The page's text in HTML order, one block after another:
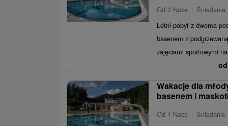
Od 2 Noce
Letni pobyt z dwoma
basenem z
zajęciami sportowymi
od
Wakacje dla
basenem i
Od 1 Noce
Śniadanie